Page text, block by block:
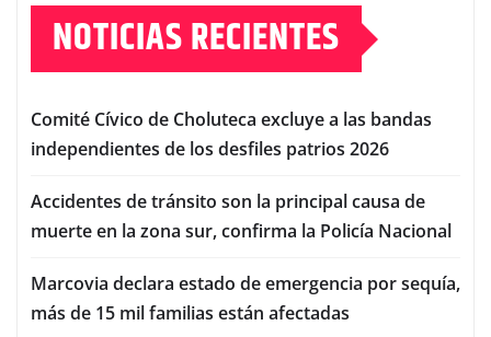
NOTICIAS RECIENTES
Comité Cívico de Choluteca excluye a las bandas
independientes de los desfiles patrios 2026
Accidentes de tránsito son la principal causa de
muerte en la zona sur, confirma la Policía Nacional
Marcovia declara estado de emergencia por sequía,
más de 15 mil familias están afectadas